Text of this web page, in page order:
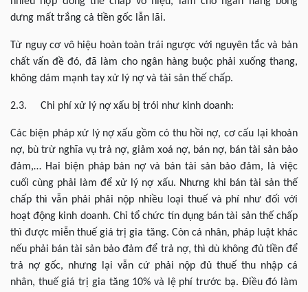
dưng mất trắng cả tiền gốc lẫn lãi.
Từ nguy cơ vô hiệu hoàn toàn trái ngược với nguyên tắc và bản
chất vấn đề đó, đã làm cho ngân hàng buộc phải xuống thang,
không dám mạnh tay xử lý nợ và tài sản thế chấp.
2.3. Chi phí xử lý nợ xấu bị trói như kinh doanh:
Các biện pháp xử lý nợ xấu gồm có thu hồi nợ, cơ cấu lại khoản
nợ, bù trừ nghĩa vụ trả nợ, giảm xoá nợ, bán nợ, bán tài sản bảo
đảm,… Hai biện pháp bán nợ và bán tài sản bảo đảm, là việc
cuối cùng phải làm để xử lý nợ xấu. Nhưng khi bán tài sản thế
chấp thì vẫn phải phải nộp nhiều loại thuế và phí như đối với
hoạt động kinh doanh. Chỉ tổ chức tín dụng bán tài sản thế chấp
thì được miễn thuế giá trị gia tăng. Còn cá nhân, pháp luật khác
nếu phải bán tài sản bảo đảm để trả nợ, thì dù không đủ tiền để
trả nợ gốc, nhưng lại vẫn cứ phải nộp đủ thuế thu nhập cá
nhân, thuế giá trị gia tăng 10% và lệ phí trước bạ. Điều đó làm